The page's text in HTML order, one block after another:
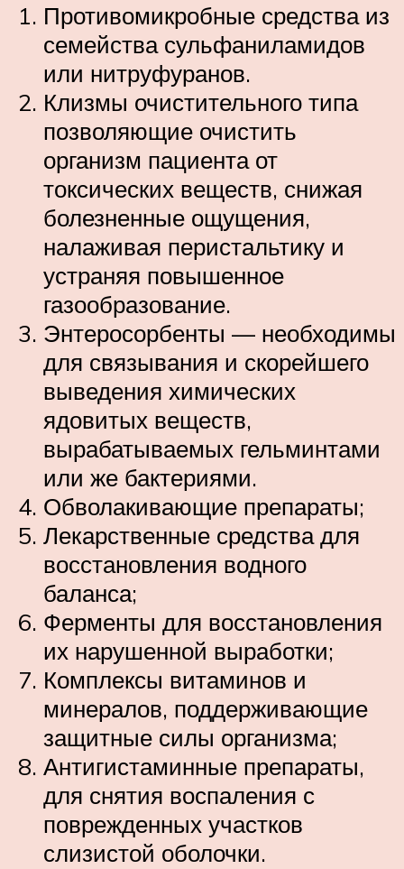
Противомикробные средства из
семейства сульфаниламидов
или нитруфуранов.
Клизмы очистительного типа
позволяющие очистить
организм пациента от
токсических веществ, снижая
болезненные ощущения,
налаживая перистальтику и
устраняя повышенное
газообразование.
Энтеросорбенты — необходимы
для связывания и скорейшего
выведения химических
ядовитых веществ,
вырабатываемых гельминтами
или же бактериями.
Обволакивающие препараты;
Лекарственные средства для
восстановления водного
баланса;
Ферменты для восстановления
их нарушенной выработки;
Комплексы витаминов и
минералов, поддерживающие
защитные силы организма;
Антигистаминные препараты,
для снятия воспаления с
поврежденных участков
слизистой оболочки.